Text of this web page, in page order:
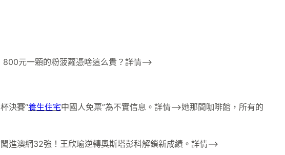
元一顆的粉菠蘿憑啥這么貴？詳情–>
決賽“養生住宅中國人免票”為不實信息。詳情–>她那間咖啡館，所有的
進澳網32強！王欣瑜逆轉奧斯塔彭科解鎖新成績。詳情–>